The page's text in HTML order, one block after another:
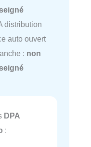
distribution
auto ouvert
: non
DPA
: